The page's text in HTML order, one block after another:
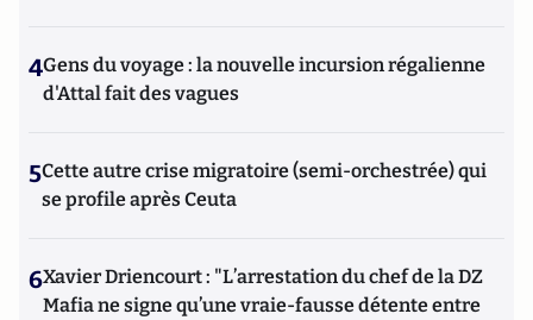
4Gens du voyage : la nouvelle incursion régalienne
d'Attal fait des vagues
5Cette autre crise migratoire (semi-orchestrée) qui
se profile après Ceuta
6Xavier Driencourt : "L’arrestation du chef de la DZ
Mafia ne signe qu’une vraie-fausse détente entre